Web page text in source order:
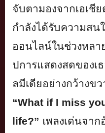
จับตามองจากเอเชีย
กำลังได้รับความสน
ออนไลน์ในช่วงหลา
ปการแสดงสดของเ
ลมีเดียอย่างกว้างขว
“What if I miss
life?” เพลงเด่นจา